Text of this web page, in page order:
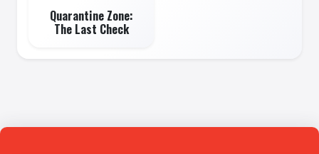
Quarantine Zone:
The Last Check